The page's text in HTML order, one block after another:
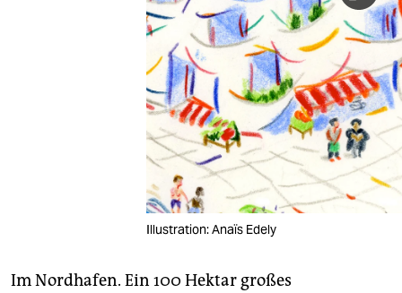
Illustration: Anaïs Edely
Im Nordhafen. Ein 100 Hektar großes